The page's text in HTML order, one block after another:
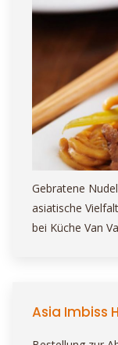
Gebratene
asiatische
bei Küche Van
Asia Imbiss